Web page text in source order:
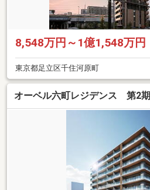
8,548万円～1億1,548万円
東京都足立区千住河原町
オーベル六町レジデンス 第2期